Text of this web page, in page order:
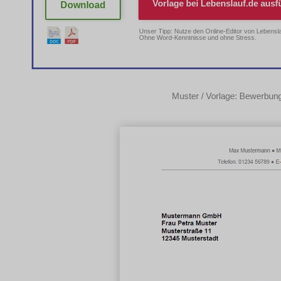
Download Vorlage bei Lebenslauf.de
Unser Tipp: Nutze den Online-Editor von
Ohne Word-Kenntnisse und ohne Stress.
Muster / Vorlage: